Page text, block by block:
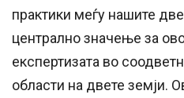
практики меѓу нашите
централно значење за
експертизата во
области на двете земји.